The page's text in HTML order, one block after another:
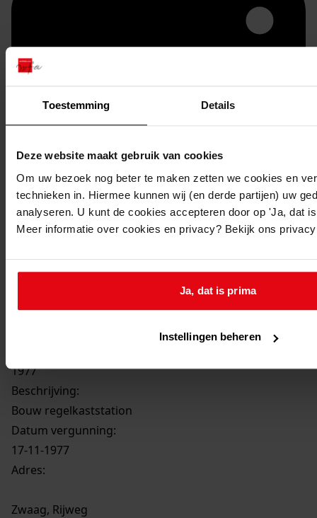
Toestemming Details
Deze website maakt gebruik van cookies
Om uw bezoek nog beter te maken zetten we cookies en
technieken in. Hiermee kunnen wij (en derde partijen) uw
analyseren. U kunt de cookies accepteren door op 'Ja, dat
Meer informatie over cookies en privacy? Bekijk ons
Ja, dat is prima
Instellingen beheren
duurzaam webadres
Inventaris
Bouw regelkaststation, 1977
1977
Beschrijving:
Bouw regelkaststation
Datum vergunning:
17-11-1977
Adres:
Zwaag, Rijweg